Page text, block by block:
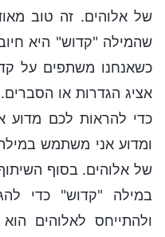
של אלוהים. זה טוב
שהמילה "קדוש" היא
כשאנחנו משתפים על
אציג הגדרות או
כדי להראות לכם מדוע
ומדוע אני משתמש
של אלוהים. בסוף
במילה "קדוש" כדי
ולהתייחס לאלוהים